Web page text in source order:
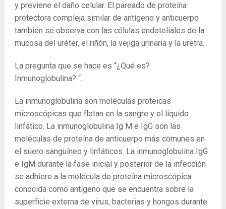
y previene el daño celular. El pareado de proteína
protectora compleja similar de antígeno y anticuerpo
también se observa con las células endoteliales de la
mucosa del uréter, el riñón, la vejiga urinaria y la uretra.
La pregunta que se hace es “¿Qué es?
Inmunoglobulina? “.
La inmunoglobulina son moléculas proteicas
microscópicas que flotan en la sangre y el líquido
linfático. La inmunoglobulina Ig M e IgG son las
moléculas de proteína de anticuerpo más comunes en
el suero sanguíneo y linfáticos. La inmunoglobulina IgG
e IgM durante la fase inicial y posterior de la infección
se adhiere a la molécula de proteína microscópica
conocida como antígeno que se encuentra sobre la
superficie externa de virus, bacterias y hongos durante